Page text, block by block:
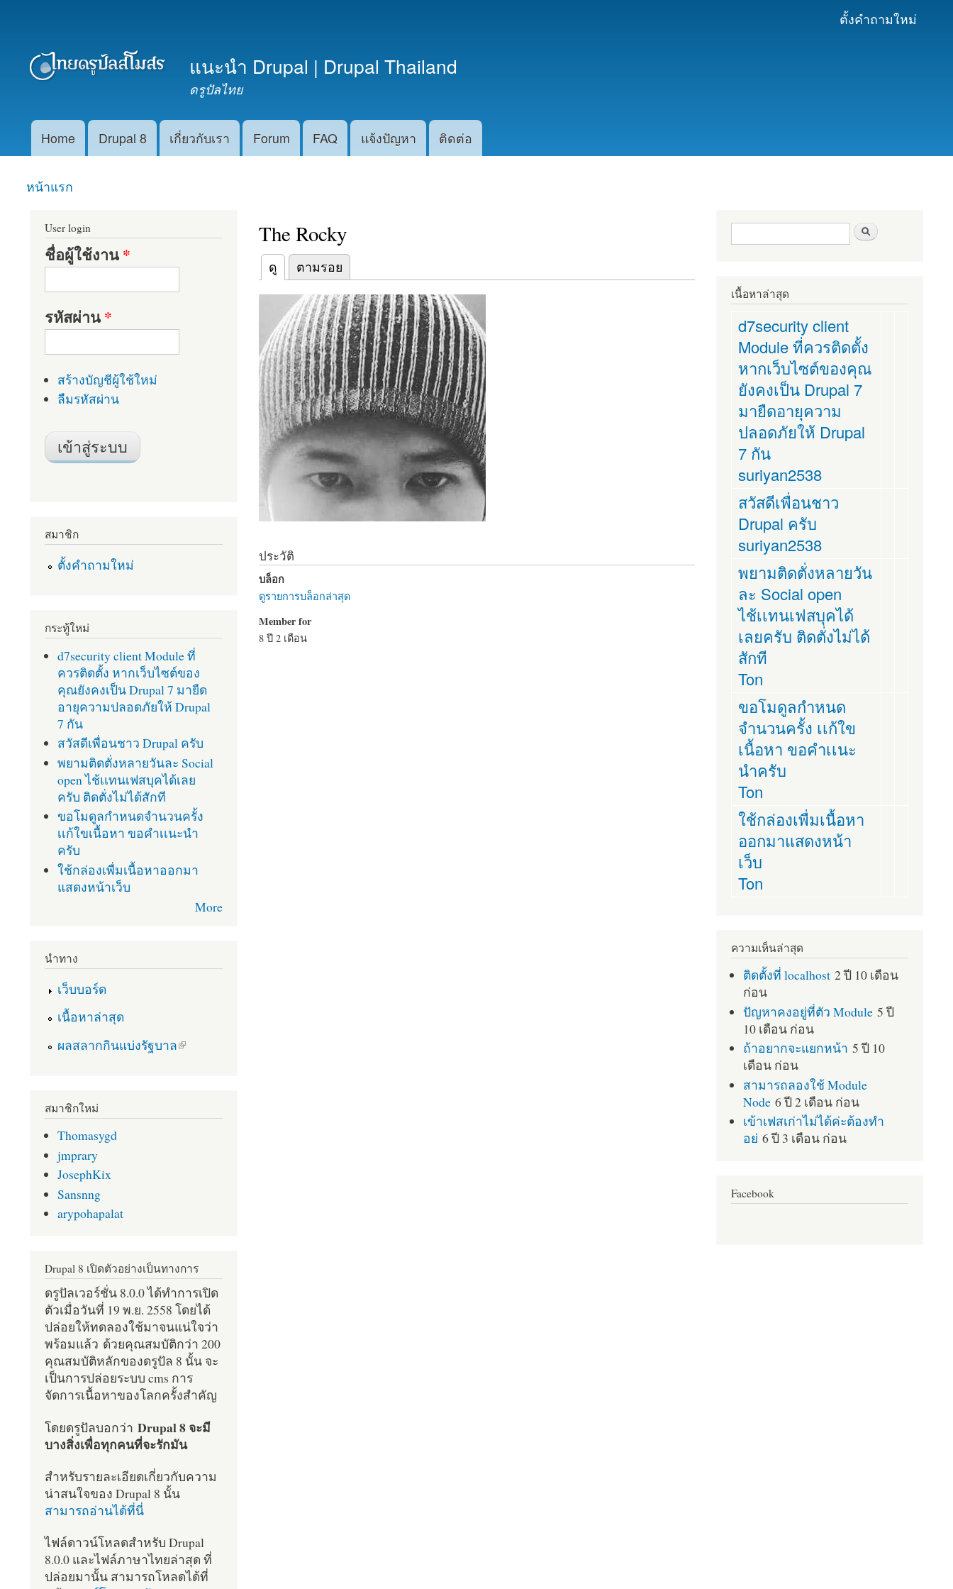
หลัก
ตั้งคำถามใหม่
แนะนำ Drupal | Drupal Thailand
ดรูปัลไทย
Main menu
Home Drupal 8 เกี่ยวกับเรา Forum FAQ แจ้งปัญหา ติดต่อ
คุณอยู่ที่นี่
หน้าแรก
The Rocky
Primary tabs
ดู
(แท็บปัจจุบัน)ตามรอย
ประวัติ
บล็อก
ดูรายการบล็อกล่าสุด
Member for
8 ปี 2 เดือน
User login
ชื่อผู้ใช้งาน*
รหัสผ่าน*
สร้างบัญชีผู้ใช้ใหม่
ลืมรหัสผ่าน
สมาชิก
ตั้งคำถามใหม่
กระทู้ใหม่
d7security client Module ที่
ควรติดตั้ง หากเว็บไซต์ของ
คุณยังคงเป็น Drupal 7 มายืด
อายุความปลอดภัยให้ Drupal
7 กัน
สวัสดีเพื่อนชาว Drupal ครับ
พยามติดตั่งหลายวันละ Social
open ไช้เเทนเฟสบุคได้เลย
ครับ ติดตั่งไม่ได้สักที
ขอโมดูลกำหนดจำนวนครั้ง
เเก้ใขเนื้อหา ขอคำเเนะนำ
ครับ
ใช้กล่องเพื่มเนื้อหาออกมา
แสดงหน้าเว็บ
More
นำทาง
เว็บบอร์ด
เนื้อหาล่าสุด
ผลสลากกินแบ่งรัฐบาล
(link is external)
สมาชิกใหม่
Thomasygd
jmprary
JosephKix
Sansnng
arypohapalat
Drupal 8 เปิดตัวอย่างเป็นทางการ
ดรูปัลเวอร์ชั่น 8.0.0 ได้ทำการเปิด
ตัวเมื่อวันที่ 19 พ.ย. 2558 โดยได้
ปล่อยให้ทดลองใช้มาจนแน่ใจว่า
พร้อมแล้ว ด้วยคุณสมบัติกว่า 200
คุณสมบัติหลักของดรูปัล 8 นั้น จะ
เป็นการปล่อยระบบ cms การ
จัดการเนื้อหาของโลกครั้งสำคัญ
โดยดรูปัลบอกว่า Drupal 8 จะมี
บางสิ่งเพื่อทุกคนที่จะรักมัน
สำหรับรายละเอียดเกี่ยวกับความ
น่าสนใจของ Drupal 8 นั้น
สามารถอ่านได้ที่นี่
ไฟล์ดาวน์โหลดสำหรับ Drupal
8.0.0 และไฟล์ภาษาไทยล่าสุด ที่
ปล่อยมานั้น สามารถโหลดได้ที่
ฟอร์มค้นหา
เนื้อหาล่าสุด
d7security client
Module ที่ควรติดตั้ง
หากเว็บไซต์ของคุณ
ยังคงเป็น Drupal 7
มายืดอายุความ
ปลอดภัยให้ Drupal
7 กัน
suriyan2538
สวัสดีเพื่อนชาว
Drupal ครับ
suriyan2538
พยามติดตั่งหลายวัน
ละ Social open
ไช้เเทนเฟสบุคได้
เลยครับ ติดตั่งไม่ได้
สักที
Ton
ขอโมดูลกำหนด
จำนวนครั้ง เเก้ใข
เนื้อหา ขอคำเเนะ
นำครับ
Ton
ใช้กล่องเพื่มเนื้อหา
ออกมาแสดงหน้า
เว็บ
Ton
ความเห็นล่าสุด
ติดตั้งที่ localhost 2 ปี 10 เดือน
ก่อน
ปัญหาคงอยู่ที่ตัว Module 5 ปี
10 เดือน ก่อน
ถ้าอยากจะแยกหน้า 5 ปี 10
เดือน ก่อน
สามารถลองใช้ Module
Node 6 ปี 2 เดือน ก่อน
เข้าเฟสเก่าไม่ได้ค่ะต้องทำ
อย่ 6 ปี 3 เดือน ก่อน
Facebook